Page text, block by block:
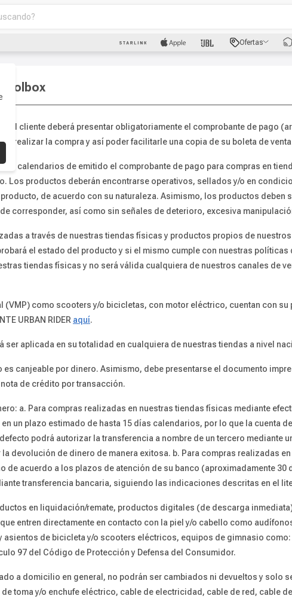
Ofertas
el cliente deberá presentar obligatoriamente el comprobante de pago
realizar la compra y así poder facilitarle una copia de su boleta de
calendarios de emitido el comprobante de pago para compras en
Los productos deberán encontrarse operativos, sellados y/o en
de acuerdo con su naturaleza. Asimismo, los productos
corresponder, así como sin señales de deterioro, excesiva
a través de nuestras tiendas físicas y productos propios de
el estado del producto y si el mismo cumple con nuestras
tiendas físicas y no será válida cualquiera de nuestros canales de
como scooters y/o bicicletas, con motor eléctrico, cuentan con
URBAN RIDER aquí.
ser aplicada en su totalidad en cualquiera de nuestras tiendas a nivel
canjeable por dinero. Asimismo, debe presentarse el documento
de crédito por transacción.
a. Para compras realizadas en nuestras tiendas físicas mediante
un plazo estimado de hasta 15 días calendarios, por lo que la cuenta
podrá autorizar la transferencia a nombre de un tercero
devolución de dinero de manera exitosa. b. Para compras realizadas
de acuerdo a los plazos de atención de su banco (aproximadamente
transferencia bancaria, siguiendo las indicaciones descritas en el
en liquidación/remate, productos digitales (de descarga
entren directamente en contacto con la piel y/o cabello como
asientos de bicicleta y/o scooters eléctricos, equipos de gimnasio
97 del Código de Protección y Defensa del Consumidor.
a domicilio en general, no podrán ser cambiados ni devueltos y solo
toma y/o enchufe eléctrico, cable de electricidad, cable de red, cable